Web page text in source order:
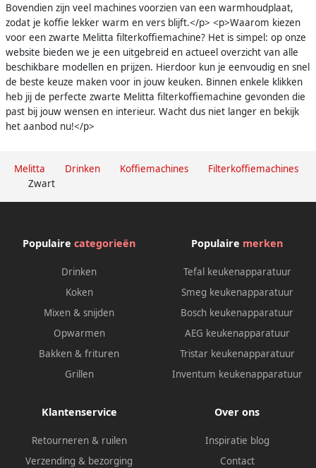
Melitta Drinken Koffiemachines
Filterkoffiemachines
Zwart
Bovendien zijn veel machines voorzien van een warmhoudplaat,
zodat je koffie lekker warm en vers blijft.</p> <p>Waarom kiezen
voor een zwarte Melitta filterkoffiemachine? Het is simpel: op onze
website bieden we je een uitgebreid en actueel overzicht van alle
beschikbare modellen en prijzen. Hierdoor kun je eenvoudig en snel
de beste keuze maken voor in jouw keuken. Binnen enkele klikken
heb jij de perfecte zwarte Melitta filterkoffiemachine gevonden die
past bij jouw wensen en interieur. Wacht dus niet langer en bekijk
het aanbod nu!</p>
Populaire categorieën
Drinken
Koken
Mixen & snijden
Opwarmen
Bakken & frituren
Grillen
Populaire merken
Tefal keukenapparatuur
Smeg keukenapparatuur
Bosch keukenapparatuur
AEG keukenapparatuur
Tristar keukenapparatuur
Inventum keukenapparatuur
Klantenservice
Retourneren & ruilen
Verzending & bezorging
Over ons
Inspiratie blog
Contact